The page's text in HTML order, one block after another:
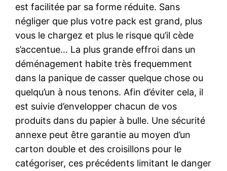
est facilitée par sa forme réduite. Sans
négliger que plus votre pack est grand, plus
vous le chargez et plus le risque qu’il cède
s’accentue… La plus grande effroi dans un
déménagement habite très frequemment
dans la panique de casser quelque chose ou
quelqu’un à nous tenons. Afin d’éviter cela, il
est suivie d’envelopper chacun de vos
produits dans du papier à bulle. Une sécurité
annexe peut être garantie au moyen d’un
carton double et des croisillons pour le
catégoriser, ces précédents limitant le danger